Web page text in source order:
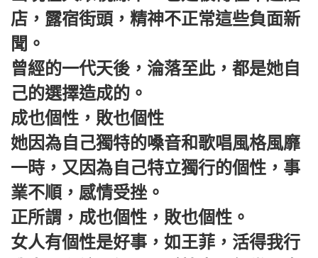
店，露宿街頭，精神不正常這些負面新
聞。
曾經的一代天後，淪落至此，都是她自
己的選擇造成的。
成也個性，敗也個性
她因為自己獨特的嗓音和歌唱風格風靡
一時，又因為自己特立獨行的個性，事
業不順，感情受挫。
正所謂，成也個性，敗也個性。
女人有個性是好事，如王菲，活得我行